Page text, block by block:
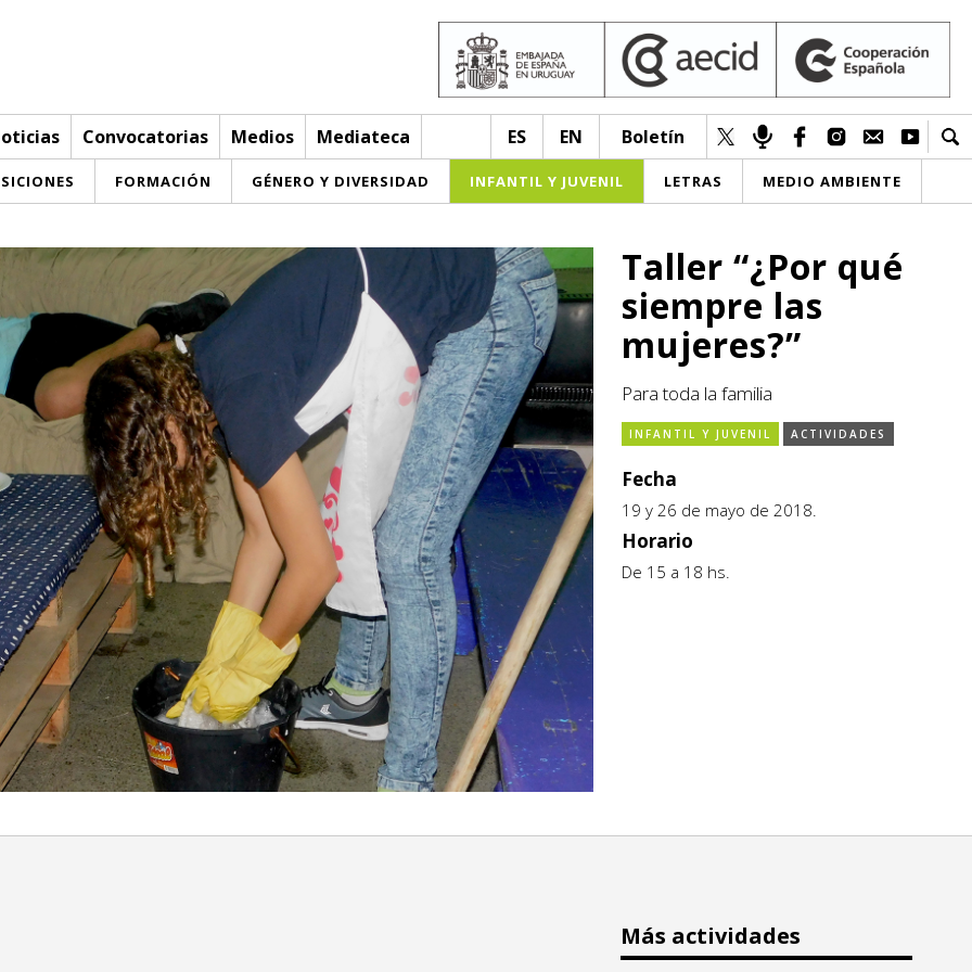
Convocatorias Medios Mediateca ES EN Boletín
FORMACIÓN GÉNERO Y DIVERSIDAD INFANTIL Y JUVENIL LETRAS MEDIO AMBIENTE
Taller “¿Por qué
siempre las
mujeres?”
Para toda la familia
INFANTIL Y JUVENIL ACTIVIDADES
Fecha
19 y 26 de mayo de 2018.
Horario
De 15 a 18 hs.
Más actividades